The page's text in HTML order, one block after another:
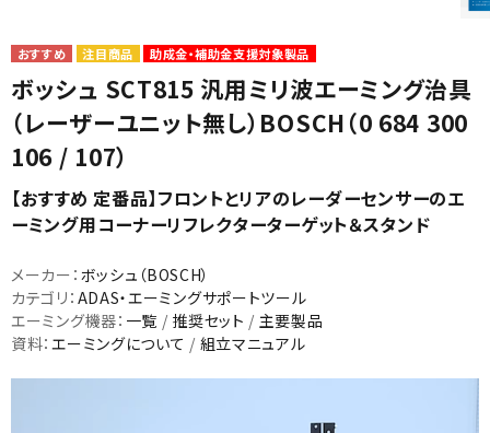
注目商品 助成金・補助金支援対象製品
ボッシュ SCT815 汎用ミリ波エーミング治具
（レーザーユニット無し）BOSCH（0 684 300
106 / 107）
【おすすめ 定番品】フロントとリアのレーダーセンサーのエ
ーミング用コーナーリフレクターターゲット＆スタンド
メーカー： ボッシュ（BOSCH）
カテゴリ： ADAS・エーミングサポートツール
エーミング機器： 一覧 / 推奨セット / 主要製品
資料：エーミングについて / 組立マニュアル